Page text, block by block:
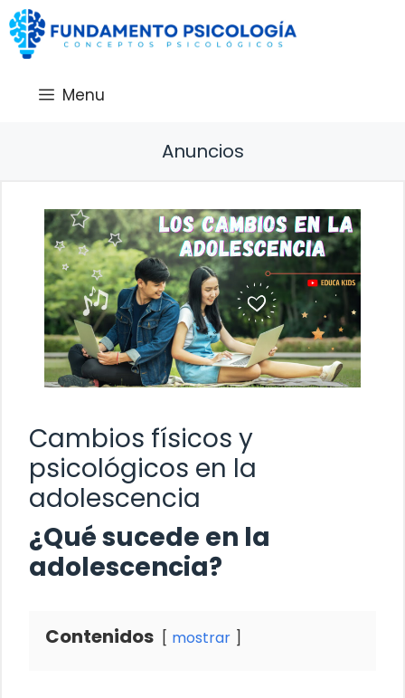
Saltar
al
contenido
Menu
Anuncios
Cambios físicos y
psicológicos en la
adolescencia
¿Qué sucede en la
adolescencia?
Contenidos mostrar